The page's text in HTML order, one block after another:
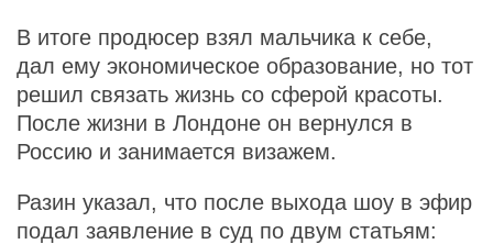
В итоге продюсер взял мальчика к себе,
дал ему экономическое образование, но тот
решил связать жизнь со сферой красоты.
После жизни в Лондоне он вернулся в
Россию и занимается визажем.
Разин указал, что после выхода шоу в эфир
подал заявление в суд по двум статьям: